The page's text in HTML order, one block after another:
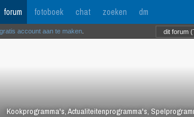
forum fotoboek chat zoeken dm
Kookprogramma's, Actualiteitenprogramma's,
account aan te maken